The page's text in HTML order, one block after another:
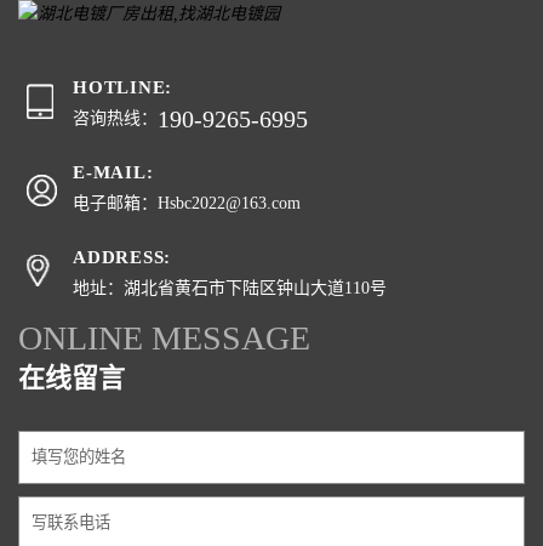
HOTLINE:
咨询热线： 190-9265-6995
E-MAIL:
电子邮箱：Hsbc2022@163.com
ADDRESS:
地址：湖北省黄石市下陆区钟山大道110号
ONLINE MESSAGE
在线留言